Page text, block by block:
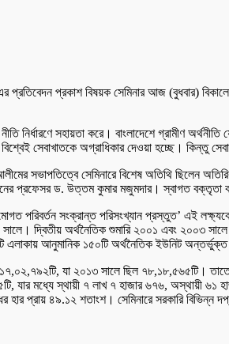
প্রতিবেদন প্রকাশ বিষয়ক সেমিনার আজ (বুধবার)
নির্ধারণে সহায়তা করে। বাংলাদেশে গ্রামীণ
সেবাখাতকে অগ্রাধিকার দেওয়া হচ্ছে। কিন্তু
সভাপতিত্বে সেমিনারে বিশেষ অতিথি ছিলেন
প্রফেসর ড. উত্তম কুমার মজুমদার। স্বাগত
পরিবর্তন সংক্রান্ত পরিসংখ্যান প্রস্তুত’ এই
দ্বিতীয় অর্থনৈতিক শুমারি ২০০১ এবং ২০০৩
আনুমানিক ১৫০টি অর্থনৈতিক ইউনিট
যা ২০১৩ সালে ছিল ৭৮,১৮,৫৬৫টি।
যার মধ্যে স্থায়ী ৭ লাখ ৭ হাজার ৬৭৬, অস্থায়ী
প্রায় ৪৯.১২ শতাংশ। সেমিনারে সরকারি বিভিন্ন